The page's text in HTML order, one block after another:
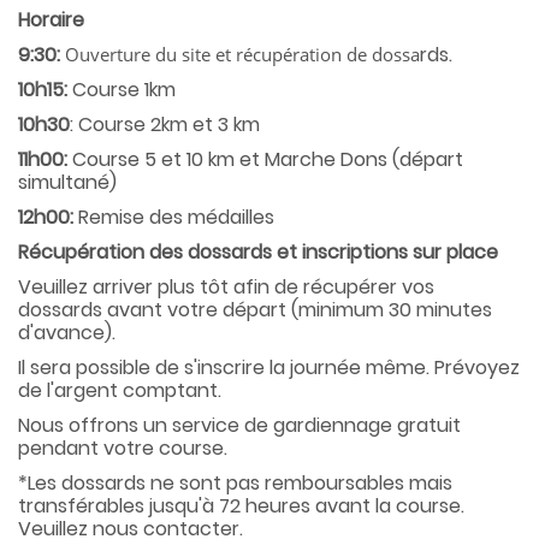
Horaire
9:30: Ouverture du site et récupération de dossards.
10h15:Course 1km
10h30: Course 2km et 3 km
11h00:Course 5 et 10 km et Marche Dons (départ
simultané)
12h00:Remise des médailles
Récupération des dossards et inscriptions sur place
Veuillez arriver plus tôt afin de récupérer vos
dossards avant votre départ (minimum 30 minutes
d'avance).
Il sera possible de s'inscrire la journée même. Prévoyez
de l'argent comptant.
Nous offrons un service de gardiennage gratuit
pendant votre course.
*Les dossards ne sont pas remboursables mais
transférables jusqu'à 72 heures avant la course.
Veuillez nous contacter.